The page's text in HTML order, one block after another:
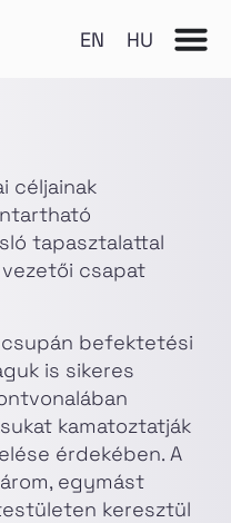
EN HU
céljainak
tapasztalattal
csapat
csupán befektetési
is sikeres
kamatoztatják
érdekében. A
egymást
keresztül